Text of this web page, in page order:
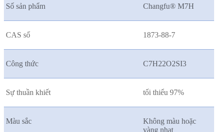
Số sản phẩm Changfu® M7H
CAS số 1873-88-7
Công thức C7H22O2SI3
Sự thuần khiết tối thiểu 97%
Màu sắc
Không màu hoặc
vàng nhạt